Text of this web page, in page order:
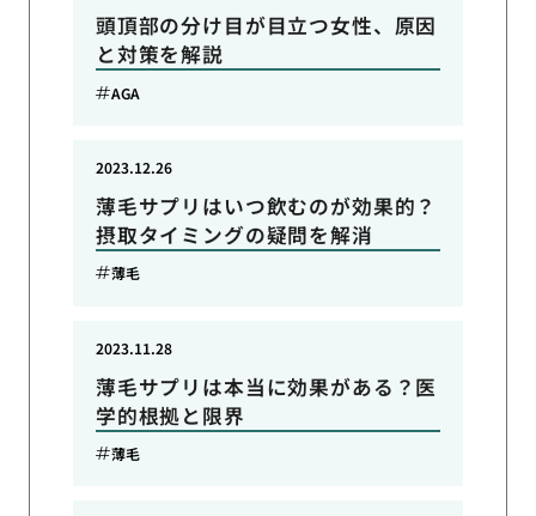
頭頂部の分け目が目立つ女性、原因
と対策を解説
AGA
薄毛サプリはいつ飲むのが効果的？
摂取タイミングの疑問を解消
2023.12.26
薄毛
薄毛サプリは本当に効果がある？医
学的根拠と限界
2023.11.28
薄毛